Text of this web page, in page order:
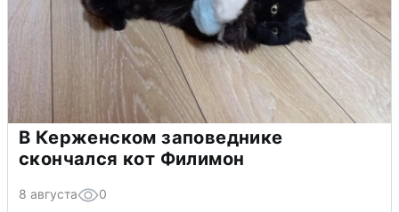
В Керженском заповеднике
скончался кот Филимон
8 августа 0